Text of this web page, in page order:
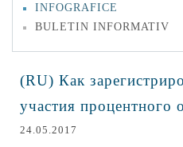
INFOGRAFICE
BULETIN INFORMATIV
(RU) Как
участия процентного
24.05.2017